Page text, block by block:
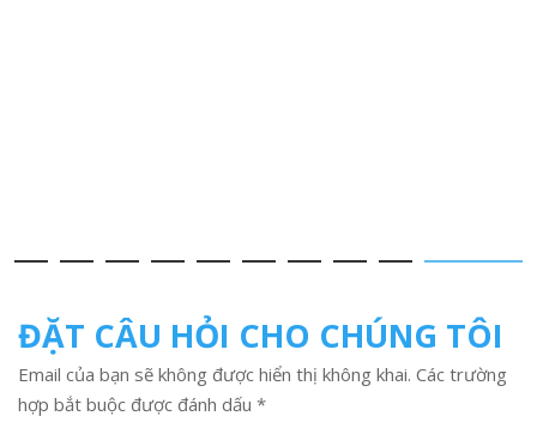
ĐẶT CÂU HỎI CHO CHÚNG TÔI
Email của bạn sẽ không được hiển thị không khai. Các trường
hợp bắt buộc được đánh dấu *